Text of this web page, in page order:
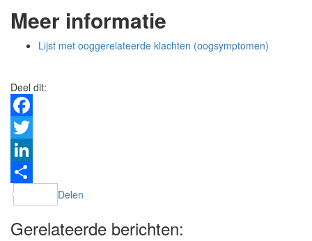
Meer informatie
Lijst met ooggerelateerde klachten (oogsymptomen)
Deel dit:
Facebook
Twitter
LinkedIn
Delen
Gerelateerde berichten: